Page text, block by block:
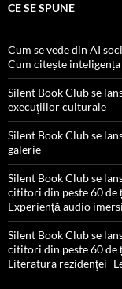
CE SE SPUNE
Cum se vede din AI
Cum citește
Silent Book Club se
execuţiilor culturale
Silent Book Club se
galerie
Silent Book Club se
cititori din peste 60 de
Experiență audio
Silent Book Club se
cititori din peste 60 de
Literatura rezidenţei-